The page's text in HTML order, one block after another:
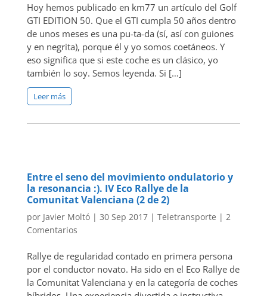
Hoy hemos publicado en km77 un artículo del Golf
GTI EDITION 50. Que el GTI cumpla 50 años dentro
de unos meses es una pu-ta-da (sí, así con guiones
y en negrita), porque él y yo somos coetáneos. Y
eso significa que si este coche es un clásico, yo
también lo soy. Semos leyenda. Si […]
Leer más
Entre el seno del movimiento ondulatorio y
la resonancia :). IV Eco Rallye de la
Comunitat Valenciana (2 de 2)
por Javier Moltó| 30 Sep 2017| Teletransporte | 2
Comentarios
Rallye de regularidad contado en primera persona
por el conductor novato. Ha sido en el Eco Rallye de
la Comunitat Valenciana y en la categoría de coches